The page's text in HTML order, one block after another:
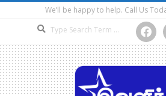
to
We’ll be happy to help. Call Us